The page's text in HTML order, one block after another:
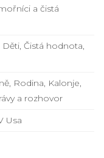
a čistá
Čistá hodnota,
Rodina, Kalonje,
a rozhovor
Usa